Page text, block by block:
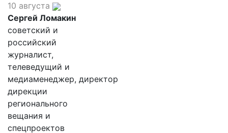
10 августа
Сергей Ломакин
советский и
российский
журналист,
телеведущий и
медиаменеджер, директор
дирекции
регионального
вещания и
спецпроектов